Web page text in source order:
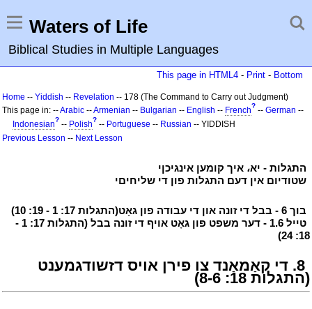
Waters of Life
Biblical Studies in Multiple Languages
This page in HTML4 - Print - Bottom
Home -- Yiddish -- Revelation -- 178 (The Command to Carry out Judgment)
This page in: --Arabic --Armenian -- Bulgarian -- English -- French? -- German --
Indonesian? -- Polish? -- Portuguese -- Russian -- YIDDISH
Previous Lesson -- Next Lesson
התגלות - יא، איך קומען אינגיכןי
שטודיום אין דעם התגלות פון די שליחיםי
בוך 6 - בבל די זונה און די עבודה פון גאָט(התגלות 17: 1 - 19: 10)
טייל 1.6 - דער משפט פון גאָט אויף די זונה בבל (התגלות 17: 1 -
18: 24)
8. די קאַמאַנד צו פירן אויס דזשודגמענט
(התגלות 18: 8-6)